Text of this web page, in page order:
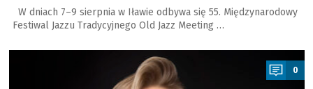
W dniach 7–9 sierpnia w Iławie odbywa się 55. Międzynarodowy
Festiwal Jazzu Tradycyjnego Old Jazz Meeting …
a
0